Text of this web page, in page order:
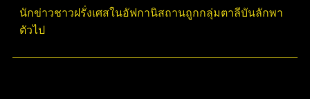
นักข่าวชาวฝรั่งเศสในอัฟกานิสถานถูกกลุ่มตาลีบันลักพา
ตัวไป